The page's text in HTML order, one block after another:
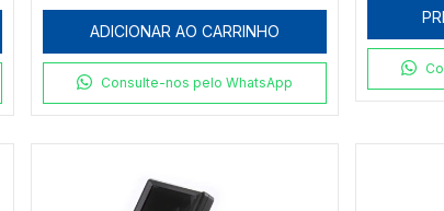
ADICIONAR AO CARRINHO
Consulte-nos pelo WhatsApp